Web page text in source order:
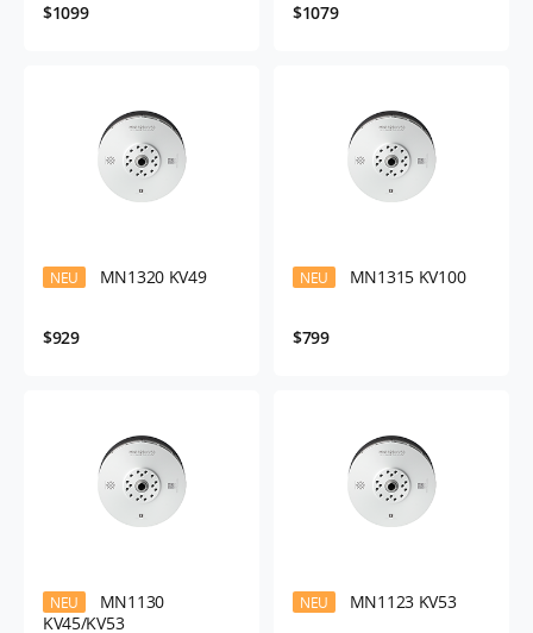
$1099 $1079
NEU MN1320 KV49
$929
NEU MN1315 KV100
$799
NEU
KV45/KV53
NEU MN1123 KV53